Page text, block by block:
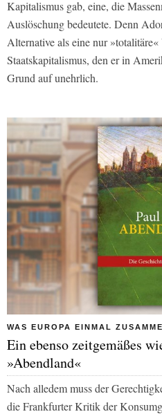
Kapitalismus gab, eine, die
Auslöschung bedeutete. Denn
Alternative als eine nur
Staatskapitalismus, den er in
Grund auf unehrlich.
WAS EUROPA EINMAL
Ein ebenso zeitgemäßes
»Abendland«
Nach alledem muss der
die Frankfurter Kritik der